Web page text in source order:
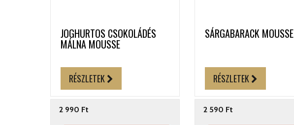
JOGHURTOS CSOKOLÁDÉS
MÁLNA MOUSSE
RÉSZLETEK
2 990 Ft
SÁRGABARACK MOUSSE
RÉSZLETEK
2 590 Ft